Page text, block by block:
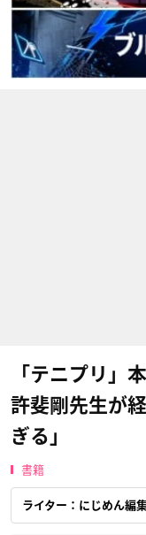
「テニプリ」
許斐剛先生が
ぎる」
書籍
ライター：にじめん編